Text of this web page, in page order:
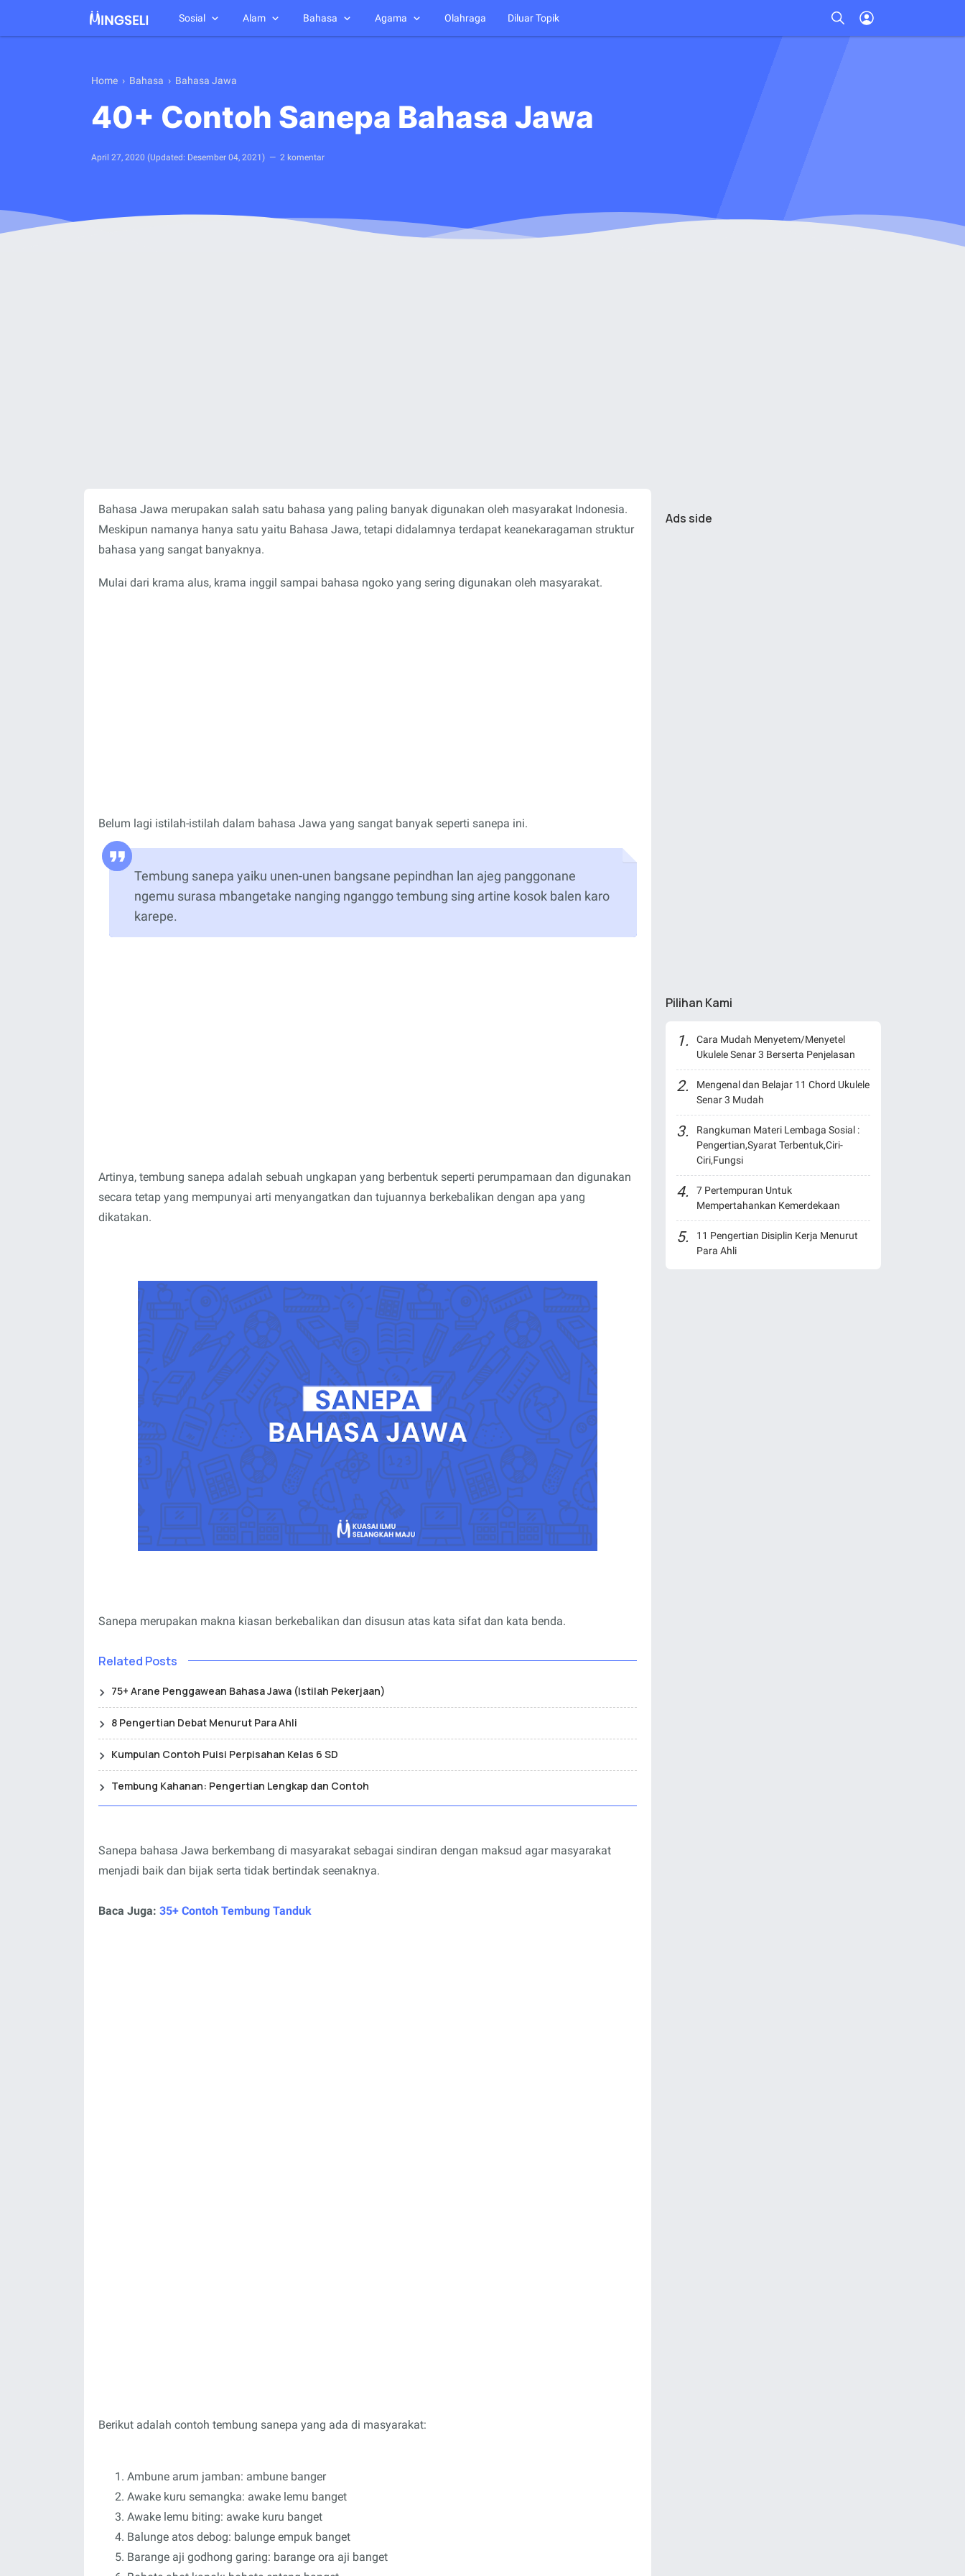
Sosial Alam Bahasa Agama Olahraga Diluar Topik
Home › Bahasa › Bahasa Jawa
40+ Contoh Sanepa Bahasa Jawa
April 27, 2020 (Updated: Desember 04, 2021) 2 komentar
Bahasa Jawa merupakan salah satu bahasa yang paling banyak digunakan oleh masyarakat Indonesia.
Meskipun namanya hanya satu yaitu Bahasa Jawa, tetapi didalamnya terdapat keanekaragaman struktur
bahasa yang sangat banyaknya.
Mulai dari krama alus, krama inggil sampai bahasa ngoko yang sering digunakan oleh masyarakat.
Belum lagi istilah-istilah dalam bahasa Jawa yang sangat banyak seperti sanepa ini.
Tembung sanepa yaiku unen-unen bangsane pepindhan lan ajeg panggonane
ngemu surasa mbangetake nanging nganggo tembung sing artine kosok balen karo
karepe.
Artinya, tembung sanepa adalah sebuah ungkapan yang berbentuk seperti perumpamaan dan digunakan
secara tetap yang mempunyai arti menyangatkan dan tujuannya berkebalikan dengan apa yang
dikatakan.
Sanepa merupakan makna kiasan berkebalikan dan disusun atas kata sifat dan kata benda.
Related Posts
75+ Arane Penggawean Bahasa Jawa (Istilah Pekerjaan)
8 Pengertian Debat Menurut Para Ahli
Kumpulan Contoh Puisi Perpisahan Kelas 6 SD
Tembung Kahanan: Pengertian Lengkap dan Contoh
Sanepa bahasa Jawa berkembang di masyarakat sebagai sindiran dengan maksud agar masyarakat
menjadi baik dan bijak serta tidak bertindak seenaknya.
Baca Juga: 35+ Contoh Tembung Tanduk
Berikut adalah contoh tembung sanepa yang ada di masyarakat:
Ambune arum jamban: ambune banger
Awake kuru semangka: awake lemu banget
Awake lemu biting: awake kuru banget
Balunge atos debog: balunge empuk banget
Barange aji godhong garing: barange ora aji banget
Ads side
Pilihan Kami
Cara Mudah Menyetem/Menyetel
Ukulele Senar 3 Berserta Penjelasan
Mengenal dan Belajar 11 Chord Ukulele
Senar 3 Mudah
Rangkuman Materi Lembaga Sosial :
Pengertian,Syarat Terbentuk,Ciri-
Ciri,Fungsi
7 Pertempuran Untuk
Mempertahankan Kemerdekaan
11 Pengertian Disiplin Kerja Menurut
Para Ahli